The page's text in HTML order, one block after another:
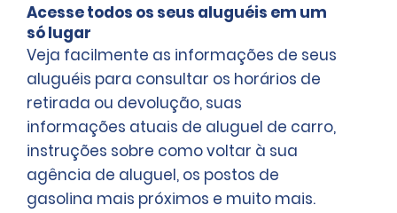
Acesse todos os seus aluguéis em um
só lugar
Veja facilmente as informações de seus
aluguéis para consultar os horários de
retirada ou devolução, suas
informações atuais de aluguel de carro,
instruções sobre como voltar à sua
agência de aluguel, os postos de
gasolina mais próximos e muito mais.